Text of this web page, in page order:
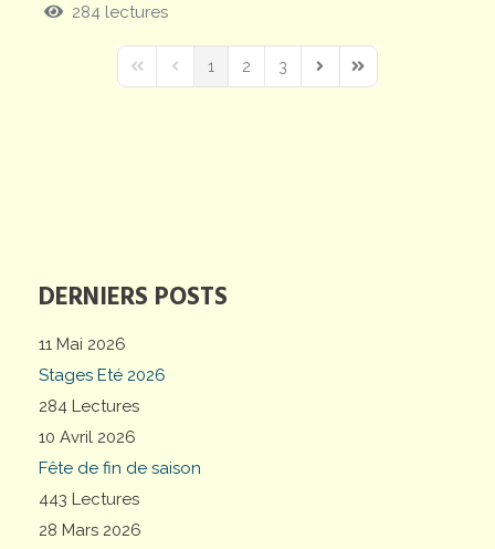
DERNIERS POSTS
11 Mai 2026
Stages Eté 2026
284 Lectures
10 Avril 2026
Fête de fin de saison
443 Lectures
28 Mars 2026
284 lectures
First PagePrevious Page
1 2 3
Next PageLast Page